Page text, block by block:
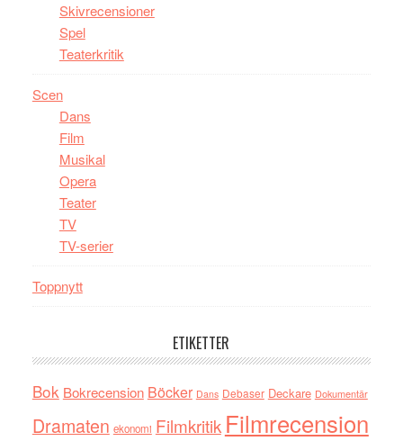
Skivrecensioner
Spel
Teaterkritik
Scen
Dans
Film
Musikal
Opera
Teater
TV
TV-serier
Toppnytt
ETIKETTER
Bok Bokrecension Böcker Dans Debaser Deckare Dokumentär
Dramaten ekonomi Filmkritik Filmrecension